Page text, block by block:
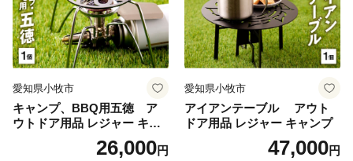
愛知県小牧市
キャンプ、BBQ用五徳 ア
ウトドア用品 レジャー キャ
ンプ バーベキュー BBQ 五徳
26,000円
愛知県小牧市
アイアンテーブル アウト
ドア用品 レジャー キャンプ
47,000円